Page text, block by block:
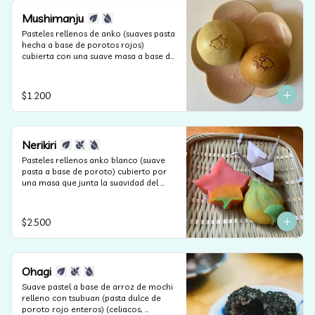
Mushimanju
Pasteles rellenos de anko (suaves pasta
hecha a base de porotos rojos)
cubierta con una suave masa a base de
$1.200
Nerikiri
Pasteles rellenos anko blanco (suave
pasta a base de poroto) cubierto por
una masa que junta la suavidad del
(apto celiacos, veganos y sin lactosa).
$2.500
Ohagi
Suave pastel a base de arroz de mochi
relleno con tsubuan (pasta dulce de
poroto rojo enteros) (celiacos,